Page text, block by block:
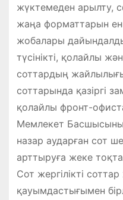
жүктемеден арылту,
жаңа форматтарын
жобалары
түсінікті, қолайлы
соттардың
соттарында қазіргі
қолайлы фронт-
Мемлекет
назар аударған сот
арттыруға жеке
Сот жергілікті
қауымдастығымен